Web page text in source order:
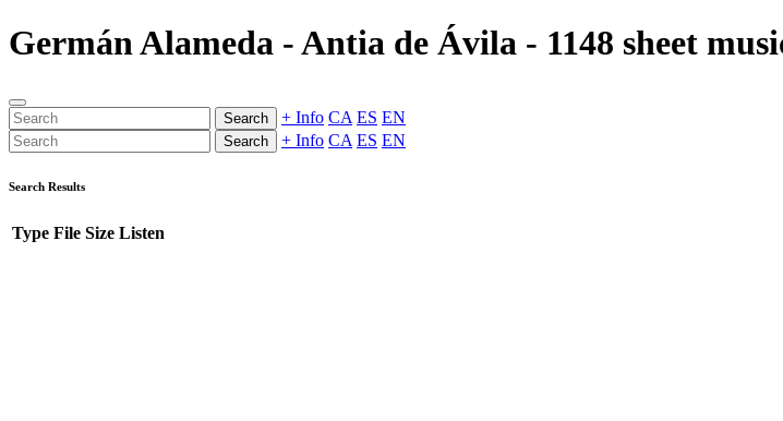
Germán Alameda - Antia de Ávila - 1148 sheet
Search + Info CA ES EN
Search + Info CA ES EN
Search Results
Type File Size Listen